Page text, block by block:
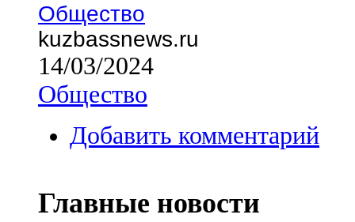
Общество
kuzbassnews.ru
14/03/2024
Общество
Добавить комментарий
Главные новости